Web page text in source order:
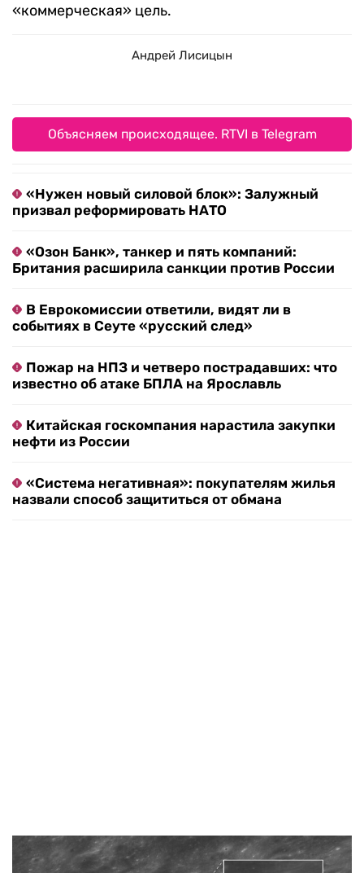
«коммерческая» цель.
Андрей Лисицын
Объясняем происходящее. RTVI в Telegram
«Нужен новый силовой блок»: Залужный
призвал реформировать НАТО
«Озон Банк», танкер и пять компаний:
Британия расширила санкции против России
В Еврокомиссии ответили, видят ли в
событиях в Сеуте «русский след»
Пожар на НПЗ и четверо пострадавших: что
известно об атаке БПЛА на Ярославль
Китайская госкомпания нарастила закупки
нефти из России
«Система негативная»: покупателям жилья
назвали способ защититься от обмана